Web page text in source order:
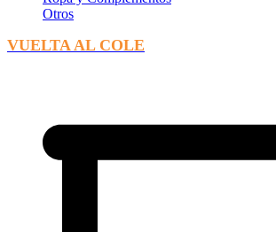
Otros
VUELTA AL COLE